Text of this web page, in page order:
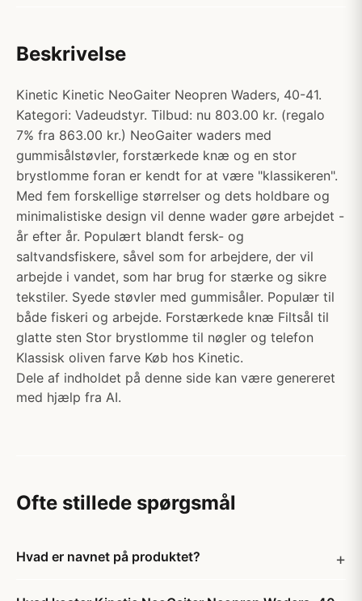
Beskrivelse
Kinetic Kinetic NeoGaiter Neopren Waders, 40-41.
Kategori: Vadeudstyr. Tilbud: nu 803.00 kr. (regalo
7% fra 863.00 kr.) NeoGaiter waders med
gummisålstøvler, forstærkede knæ og en stor
brystlomme foran er kendt for at være "klassikeren".
Med fem forskellige størrelser og dets holdbare og
minimalistiske design vil denne wader gøre arbejdet -
år efter år. Populært blandt fersk- og
saltvandsfiskere, såvel som for arbejdere, der vil
arbejde i vandet, som har brug for stærke og sikre
tekstiler. Syede støvler med gummisåler. Populær til
både fiskeri og arbejde. Forstærkede knæ Filtsål til
glatte sten Stor brystlomme til nøgler og telefon
Klassisk oliven farve Køb hos Kinetic.
Dele af indholdet på denne side kan være genereret
med hjælp fra AI.
Ofte stillede spørgsmål
Hvad er navnet på produktet?